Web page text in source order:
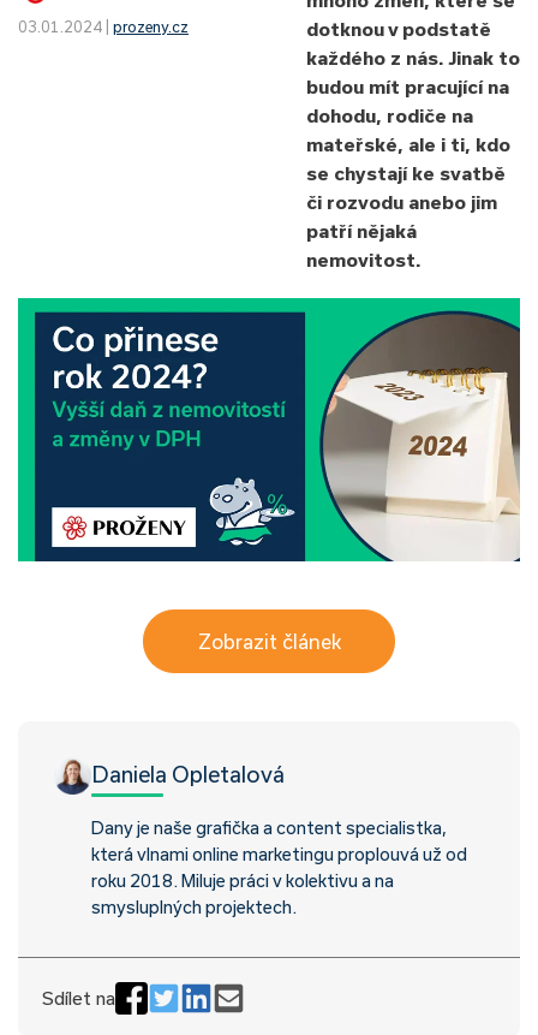
03.01.2024 | prozeny.cz
dotknou v podstatě
každého z nás. Jinak to
budou mít pracující na
dohodu, rodiče na
mateřské, ale i ti, kdo
se chystají ke svatbě
či rozvodu anebo jim
patří nějaká
nemovitost.
Zobrazit článek
Daniela Opletalová
Dany je naše grafička a content specialistka,
která vlnami online marketingu proplouvá už od
roku 2018. Miluje práci v kolektivu a na
smysluplných projektech.
Sdílet na